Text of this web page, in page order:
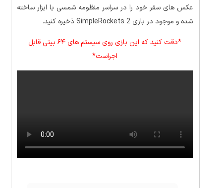
عکس های سفر خود را در سراسر منظومه شمسی با ابزار ساخته
شده و موجود در بازی SimpleRockets 2 ذخیره کنید.
*دقت کنید که این بازی روی سیستم های ۶۴ بیتی قابل
اجراست*